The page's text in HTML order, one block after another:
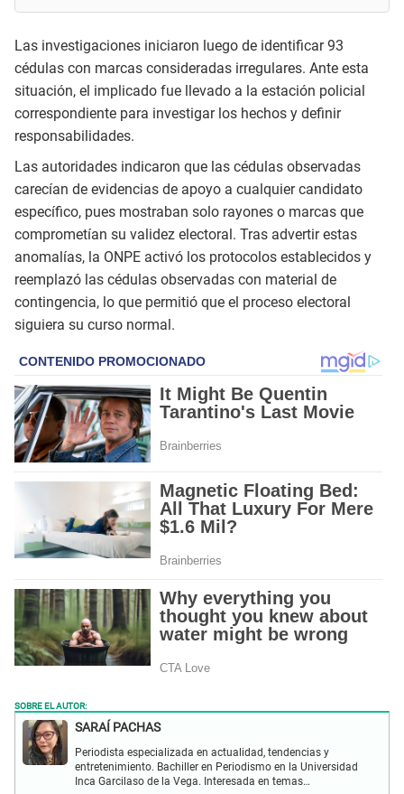
Las investigaciones iniciaron luego de identificar 93
cédulas con marcas consideradas irregulares. Ante esta
situación, el implicado fue llevado a la estación policial
correspondiente para investigar los hechos y definir
responsabilidades.
Las autoridades indicaron que las cédulas observadas
carecían de evidencias de apoyo a cualquier candidato
específico, pues mostraban solo rayones o marcas que
comprometían su validez electoral. Tras advertir estas
anomalías, la ONPE activó los protocolos establecidos y
reemplazó las cédulas observadas con material de
contingencia, lo que permitió que el proceso electoral
siguiera su curso normal.
SOBRE EL AUTOR:
SARAÍ PACHAS
Periodista especializada en actualidad, tendencias y
entretenimiento. Bachiller en Periodismo en la Universidad
Inca Garcilaso de la Vega. Interesada en temas